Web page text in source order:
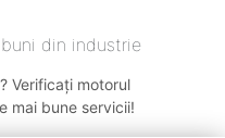
din industrie
Verificați motorul
mai bune servicii!